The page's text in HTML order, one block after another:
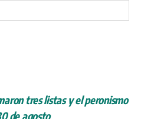
tres listas y el peronismo
de agosto